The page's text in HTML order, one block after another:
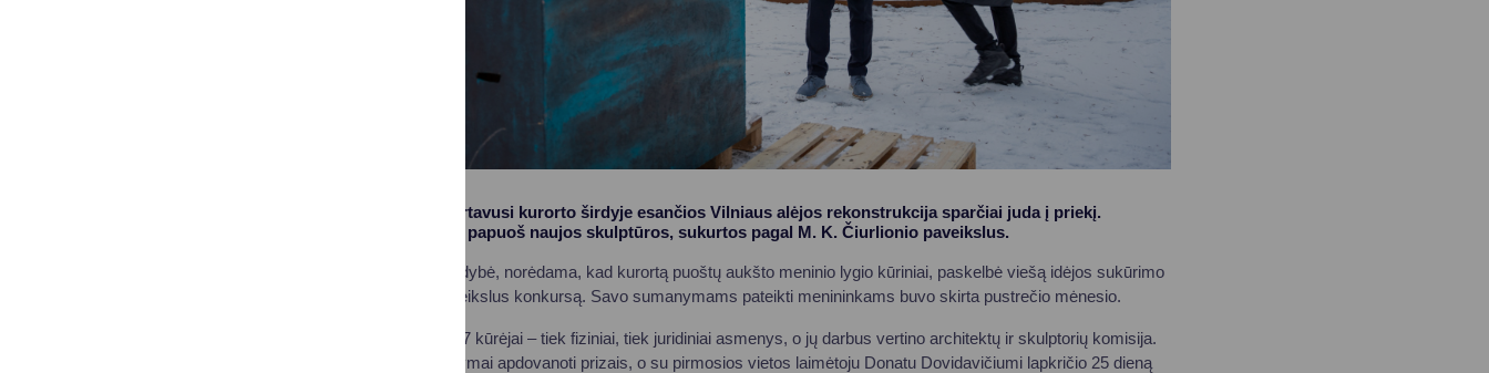
Metų pradžioje startavusi kurorto širdyje esančios Vilniaus alėjos rekonstrukcija sparčiai juda į priekį.
Atnaujintas erdves papuoš naujos skulptūros, sukurtos pagal M. K. Čiurlionio paveikslus.
Druskininkų savivaldybė, norėdama, kad kurortą puoštų aukšto meninio lygio kūriniai, paskelbė viešą idėjos sukūrimo
pagal Čiurlionio paveikslus konkursą. Savo sumanymams pateikti menininkams buvo skirta pustrečio mėnesio.
Konkurse dalyvavo 7 kūrėjai – tiek fiziniai, tiek juridiniai asmenys, o jų darbus vertino architektų ir skulptorių komisija.
Trys geriausi pasiūlymai apdovanoti prizais, o su pirmosios vietos laimėtoju Donatu Dovidavičiumi lapkričio 25 dieną